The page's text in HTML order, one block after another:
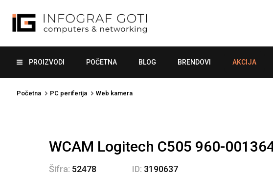
PROIZVODI POČETNA BLOG BRENDOVI AKCIJA
Početna PC periferija Web kamera
WCAM Logitech C505 960-
Šifra: 52478 ID: 3190637